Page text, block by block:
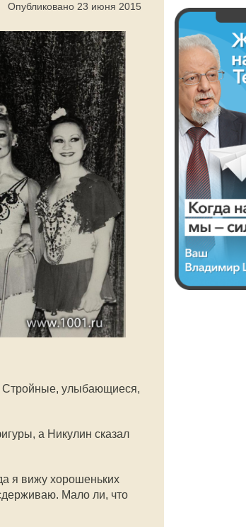
Опубликовано 23 июня 2015
Стройные, улыбающиеся,
а Никулин сказал
я вижу хорошеньких
Мало ли, что